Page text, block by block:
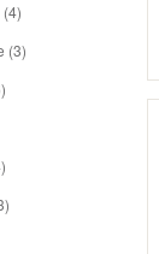
(4)
(3)